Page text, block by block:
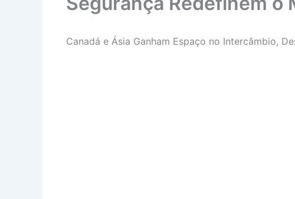
Canadá e Ásia Ganham Espaço no Intercâmbio,